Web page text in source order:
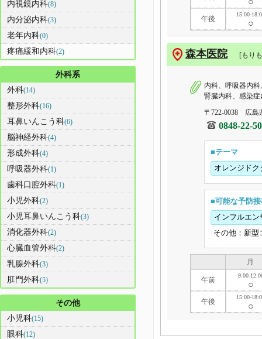
午後
15:00-
○
森本医院 [もり
内科、呼吸器内
腎臓内科、感染症
〒722-0038 広島
0848-22-
■テーマ
オレンジドク
■可能な予防
インフルエン
その他：新型
月
午前
9:00-
○
午後
15:00-
○
内視鏡内科(8)
内分泌内科(3)
老年内科(0)
疼痛緩和内科(2)
外科系
外科(14)
整形外科(16)
耳鼻いんこう科(6)
脳神経外科(4)
形成外科(4)
呼吸器外科(1)
歯科口腔外科(1)
小児外科(2)
小児耳鼻いんこう科(3)
消化器外科(2)
心臓血管外科(2)
乳腺外科(3)
肛門外科(5)
その他
小児科(15)
眼科(12)